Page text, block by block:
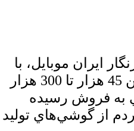
ايران موبايل، با
اعلام اين خبر و با اشاره به اين كه قيمت اين گوشي بين 45 هزار تا 300 هزار
به فروش رسيده
از گوشي‌هاي توليد